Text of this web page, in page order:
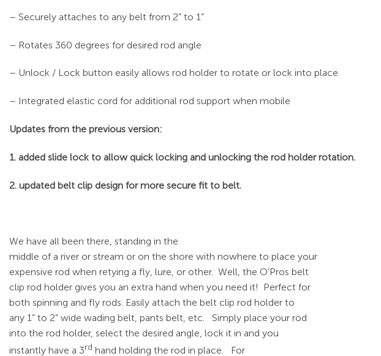
– Securely attaches to any belt from 2” to 1”
– Rotates 360 degrees for desired rod angle
– Unlock / Lock button easily allows rod holder to rotate or lock into place
– Integrated elastic cord for additional rod support when mobile
Updates from the previous version:
1. added slide lock to allow quick locking and unlocking the rod holder rotation.
2. updated belt clip design for more secure fit to belt.
We have all been there, standing in the
middle of a river or stream or on the shore with nowhere to place your
expensive rod when retying a fly, lure, or other. Well, the O’Pros belt
clip rod holder gives you an extra hand when you need it! Perfect for
both spinning and fly rods. Easily attach the belt clip rod holder to
any 1” to 2” wide wading belt, pants belt, etc. Simply place your rod
into the rod holder, select the desired angle, lock it in and you
instantly have a 3rd hand holding the rod in place. For